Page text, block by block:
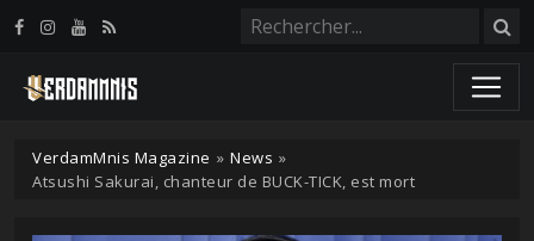
VerdamMnis Magazine » News »
Atsushi Sakurai, chanteur de BUCK-TICK, est mort
Panneau de gestion des cookies